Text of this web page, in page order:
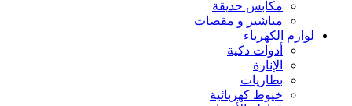
مكابس حديقة
مناشير و مقصات
لوازم الكهرباء
أدوات ذكية
الإنارة
بطاريات
خيوط كهربائية